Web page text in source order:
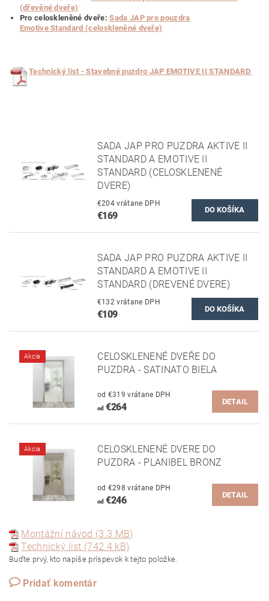
(dřevěné dveře)
Pro celoskleněné dveře:Sada JAP pro pouzdra
Emotive Standard (celoskleněné dveře)
Technický list - Stavebné puzdro JAP EMOTIVE II STANDARD
SADA JAP PRO PUZDRA AKTIVE II
STANDARD A EMOTIVE II
STANDARD (CELOSKLENENÉ
DVERE)
€204 vrátane DPH
€169
SADA JAP PRO PUZDRA AKTIVE II
STANDARD A EMOTIVE II
STANDARD (DREVENÉ DVERE)
€132 vrátane DPH
€109
Akcia
CELOSKLENENÉ DVEŘE DO
PUZDRA - SATINATO BIELA
od €319 vrátane DPH
od€264 DETAIL
Akcia
CELOSKLENENÉ DVERE DO
PUZDRA - PLANIBEL BRONZ
od €298 vrátane DPH
od€246 DETAIL
Montážní návod (3.3 MB)
Technický list (742.4 kB)
Buďte prvý, kto napíše príspevok k tejto položke.
Pridať komentár